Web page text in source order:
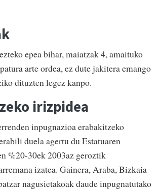
epea bihar, maiatzak 4, amaituko
arte ordea, ez dute jakitera emango
dituzten legez kanpo.
irizpidea
inpugnazioa erabakitzeko
duela agertu du Estatuaren
%20-30ek 2003az geroztik
izatea. Gainera, Araba, Bizkaia
nagusietakoak daude inpugnatutako